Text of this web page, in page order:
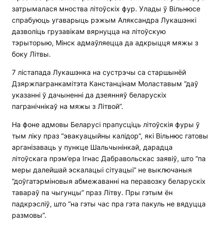
затрымалася мноства літоўскіх фур. Улады ў Вільнюсе
спрабуюць угаварыць рэжым Аляксандра Лукашэнкі
дазволіць грузавікам вярнуцца на літоўскую
тэрыторыю, Мінск адмаўляецца да адкрыцця мяжы з
боку Літвы.
7 лістапада Лукашэнка на сустрэчы са старшынёй
Дзяржпагранкамітэта Канстанцінам Моластавым “даў
указанні ў дачыненні да дзеянняў беларускіх
пагранічнікаў на мяжы з Літвой”.
На фоне адмовы Беларусі прапусціць літоўскія фуры ў
тым ліку праз “эвакуацыйны калідор”, які Вільнюс гатовы
арганізаваць у пункце Шальчынінкай, дарадца
літоўскага прэм’ера Ігнас Дабравольскас заявіў, што “па
меры далейшай эскалацыі сітуацыі” не выключаныя
“доўгатэрміновыя абмежаванні на перавозку беларускіх
тавараў па чыгунцы” праз Літву. Пры гэтым ён
падкрэсліў, што “на гэты час пра гэта пакуль не вядуцца
размовы”.